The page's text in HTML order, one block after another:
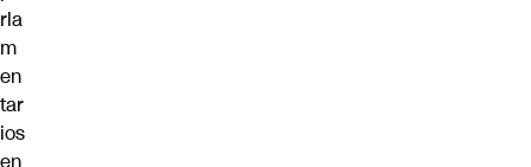
rla
m
en
tar
ios
en